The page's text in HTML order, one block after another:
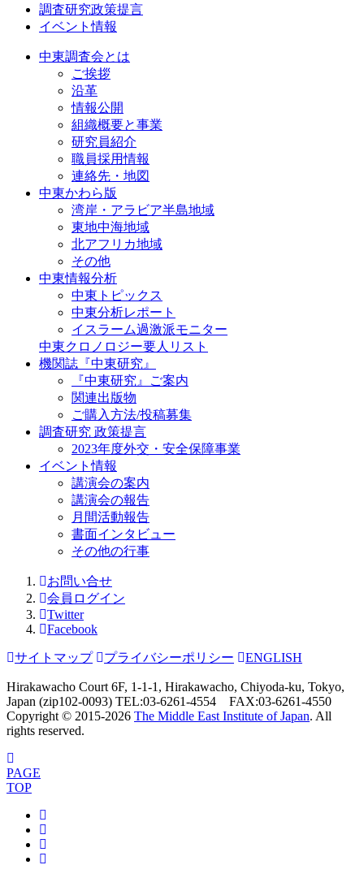
調査研究政策提言
イベント情報
中東調査会とは
ご挨拶
沿革
情報公開
組織概要と事業
研究員紹介
職員採用情報
連絡先・地図
中東かわら版
湾岸・アラビア半島地域
東地中海地域
北アフリカ地域
その他
中東情報分析
中東トピックス
中東分析レポート
イスラーム過激派モニター
中東クロノロジー要人リスト
機関誌『中東研究』
『中東研究』ご案内
関連出版物
ご購入方法/投稿募集
調査研究 政策提言
2023年度外交・安全保障事業
イベント情報
講演会の案内
講演会の報告
月間活動報告
書面インタビュー
その他の行事
お問い合せ
会員ログイン
Twitter
Facebook
サイトマップ プライバシーポリシー ENGLISH
Hirakawacho Court 6F, 1-1-1, Hirakawacho, Chiyoda-ku, Tokyo,
Japan (zip102-0093) TEL:03-6261-4554 FAX:03-6261-4550
Copyright © 2015-2026 The Middle East Institute of Japan. All
rights reserved.
PAGE
TOP